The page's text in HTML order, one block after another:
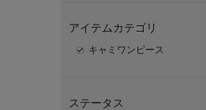
アイテムカテゴリ
キャミワンピース
ステータス